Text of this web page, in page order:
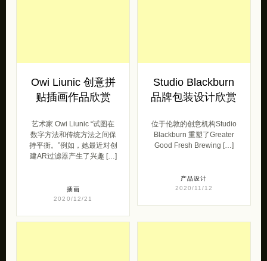
Owi Liunic 创意拼
贴插画作品欣赏
艺术家 Owi Liunic “试图在
数字方法和传统方法之间保
持平衡。”例如，她最近对创
建AR过滤器产生了兴趣 […]
插画
2020/12/21
Studio Blackburn
品牌包装设计欣赏
位于伦敦的创意机构Studio
Blackburn 重塑了Greater
Good Fresh Brewing […]
产品设计
2020/11/12